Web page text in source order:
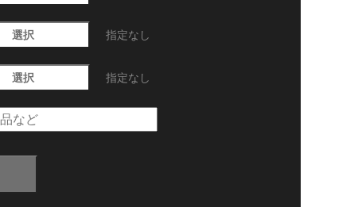
選択 指定なし
選択 指定なし